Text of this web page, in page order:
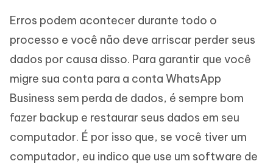
Erros podem acontecer durante todo o
processo e você não deve arriscar perder seus
dados por causa disso. Para garantir que você
migre sua conta para a conta WhatsApp
Business sem perda de dados, é sempre bom
fazer backup e restaurar seus dados em seu
computador. É por isso que, se você tiver um
computador, eu indico que use um software de